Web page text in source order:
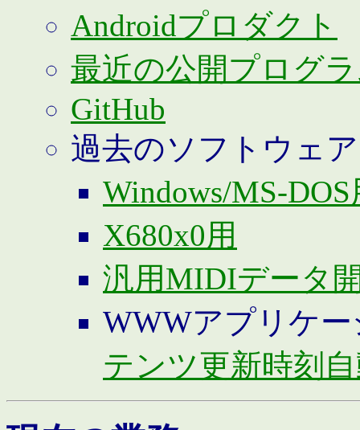
Androidプロダクト
最近の公開プログ
GitHub
過去のソフトウェア
Windows/MS-DOS
X680x0用
汎用MIDIデータ
WWWアプリケ
テンツ更新時刻